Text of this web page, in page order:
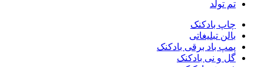
تم تولد
چاپ بادکنک
بالن تبلیغاتی
پمپ باد برقی بادکنک
گل و نی بادکنک